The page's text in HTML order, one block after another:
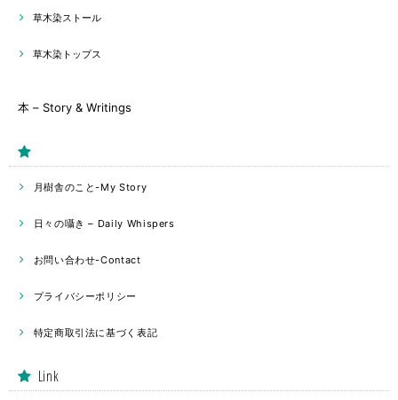
草木染ストール
草木染トップス
本 – Story & Writings
月樹舎のこと-My Story
日々の囁き – Daily Whispers
お問い合わせ-Contact
プライバシーポリシー
特定商取引法に基づく表記
Link